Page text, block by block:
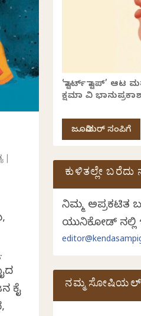
|
ಕೈ
‘ಸ್ಟಾರ್ಟ್ ಸ್ಟಾಪ್’ ಆಟ
ಕ್ಷಮಾ ವಿ
ಜೂನಿಯರ್ ಸಂಪಿಗೆ
ಕುಳಿತಲ್ಲೇ
ನಿಮ್ಮ ಅಪ್ರಕಟಿತ
ಯುನಿಕೋಡ್ ನಲ್ಲಿ
ನಮ್ಮ